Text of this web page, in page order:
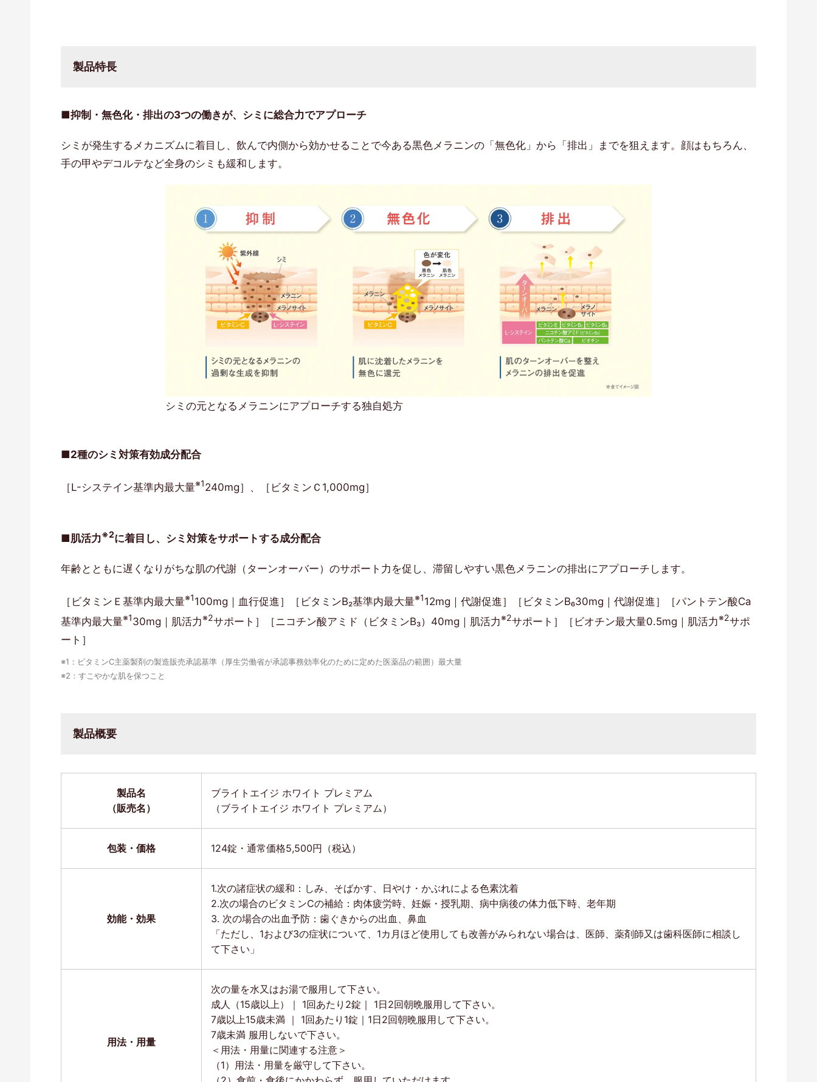
製品特長
■抑制・無色化・排出の3つの働きが、シミに総合力でアプローチ
シミが発生するメカニズムに着目し、飲んで内側から効かせることで今ある黒色メラニンの「無色化」から「排出」までを狙えます。顔はもちろん、
手の甲やデコルテなど全身のシミも緩和します。
シミの元となるメラニンにアプローチする独自処方
■2種のシミ対策有効成分配合
［L-システイン基準内最大量※1240mg］、［ビタミンＣ1,000mg］
■肌活力※2に着目し、シミ対策をサポートする成分配合
年齢とともに遅くなりがちな肌の代謝（ターンオーバー）のサポート力を促し、滞留しやすい黒色メラニンの排出にアプローチします。
［ビタミンＥ基準内最大量※1100mg｜血行促進］［ビタミンB₂基準内最大量※112mg｜代謝促進］［ビタミンB₆30mg｜代謝促進］［パントテン酸Ca
基準内最大量※130mg｜肌活力※2サポート］［ニコチン酸アミド（ビタミンB₃）40mg｜肌活力※2サポート］［ビオチン最大量0.5mg｜肌活力※2サポ
ート］
※1：ビタミンC主薬製剤の製造販売承認基準（厚生労働省が承認事務効率化のために定めた医薬品の範囲）最大量
※2：すこやかな肌を保つこと
製品概要
製品名
（販売名）
ブライトエイジ ホワイト プレミアム
（ブライトエイジ ホワイト プレミアム）
包装・価格 124錠・通常価格5,500円（税込）
効能・効果
1.次の諸症状の緩和：しみ、そばかす、日やけ・かぶれによる色素沈着
2.次の場合のビタミンCの補給：肉体疲労時、妊娠・授乳期、病中病後の体力低下時、老年期
3. 次の場合の出血予防：歯ぐきからの出血、鼻血
「ただし、1および3の症状について、1カ月ほど使用しても改善がみられない場合は、医師、薬剤師又は歯科医師に相談し
て下さい」
用法・用量
次の量を水又はお湯で服用して下さい。
成人（15歳以上）｜ 1回あたり2錠｜ 1日2回朝晩服用して下さい。
7歳以上15歳未満 ｜ 1回あたり1錠｜1日2回朝晩服用して下さい。
7歳未満 服用しないで下さい。
＜用法・用量に関連する注意＞
（1）用法・用量を厳守して下さい。